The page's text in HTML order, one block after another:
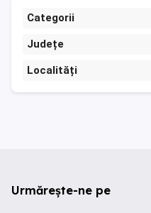
Categorii
Județe
Localități
Urmărește-ne pe